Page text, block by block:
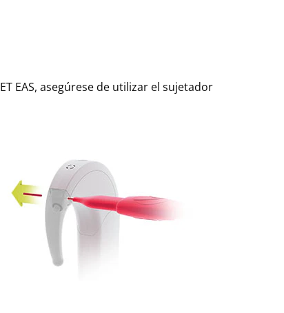
EAS, asegúrese de utilizar el sujetador